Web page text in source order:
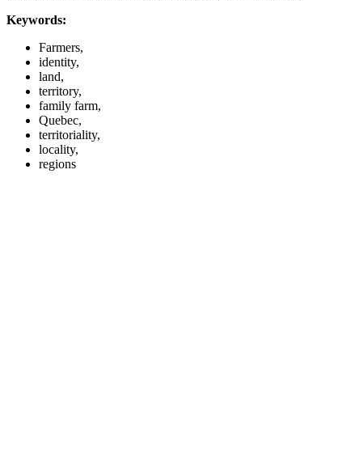
Keywords:
Farmers,
identity,
land,
territory,
family farm,
Quebec,
territoriality,
locality,
regions